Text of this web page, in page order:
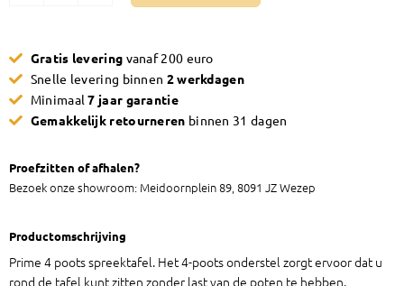
Gratis levering vanaf 200 euro
Snelle levering binnen 2 werkdagen
Minimaal7 jaar garantie
Gemakkelijk retourneren binnen 31 dagen
Proefzitten of afhalen?
Bezoek onze showroom: Meidoornplein 89, 8091 JZ Wezep
Productomschrijving
Prime 4 poots spreektafel. Het 4-poots onderstel zorgt ervoor dat u
rond de tafel kunt zitten zonder last van de poten te hebben.